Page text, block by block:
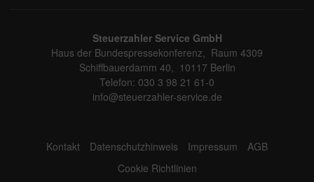
Steuerzahler Service GmbH
Haus der Bundespressekonferenz, Raum 4309
Schiffbauerdamm 40, 10117 Berlin
Telefon: 030 3 98 21 61-0
info@steuerzahler-service.de
Kontakt Datenschutzhinweis Impressum
AGB
Cookie Richtlinien